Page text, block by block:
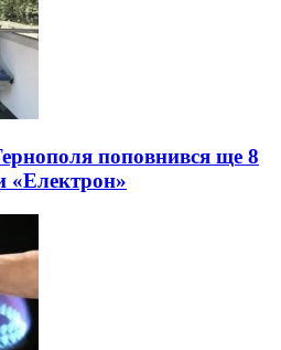
поповнився ще 8
«Електрон»